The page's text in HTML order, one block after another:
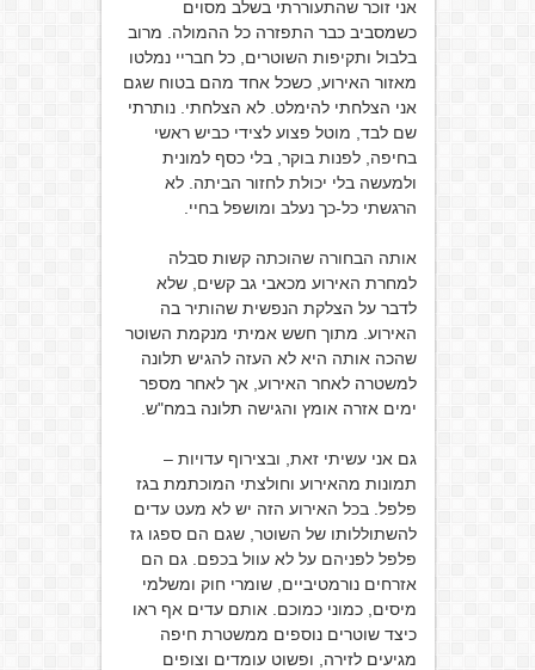
אני זוכר שהתעוררתי בשלב מסוים
כשמסביב כבר התפזרה כל ההמולה. מרוב
בלבול ותקיפות השוטרים, כל חבריי נמלטו
מאזור האירוע, כשכל אחד מהם בטוח שגם
אני הצלחתי להימלט. לא הצלחתי. נותרתי
שם לבד, מוטל פצוע לצידי כביש ראשי
בחיפה, לפנות בוקר, בלי כסף למונית
ולמעשה בלי יכולת לחזור הביתה. לא
הרגשתי כל-כך נעלב ומושפל בחיי.
אותה הבחורה שהוכתה קשות סבלה
למחרת האירוע מכאבי גב קשים, שלא
לדבר על הצלקת הנפשית שהותיר בה
האירוע. מתוך חשש אמיתי מנקמת השוטר
שהכה אותה היא לא העזה להגיש תלונה
למשטרה לאחר האירוע, אך לאחר מספר
ימים אזרה אומץ והגישה תלונה במח"ש.
גם אני עשיתי זאת, ובצירוף עדויות –
תמונות מהאירוע וחולצתי המוכתמת בגז
פלפל. בכל האירוע הזה יש לא מעט עדים
להשתוללותו של השוטר, שגם הם ספגו גז
פלפל לפניהם על לא עוול בכפם. גם הם
אזרחים נורמטיביים, שומרי חוק ומשלמי
מיסים, כמוני כמוכם. אותם עדים אף ראו
כיצד שוטרים נוספים ממשטרת חיפה
מגיעים לזירה, ופשוט עומדים וצופים